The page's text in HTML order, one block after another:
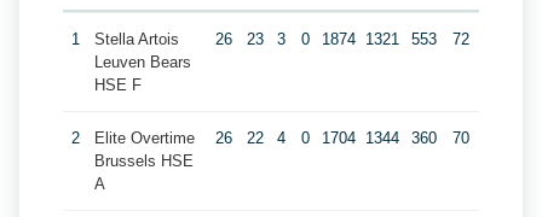
1
Stella Artois
Leuven Bears
HSE F
26 23 3 0 1874 1321 553 72
2
Elite Overtime
Brussels HSE
A
26 22 4 0 1704 1344 360 70